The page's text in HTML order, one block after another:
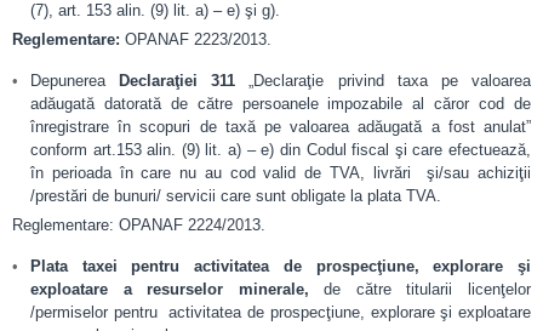
(7), art. 153 alin. (9) lit. a) – e) şi g).
Reglementare: OPANAF 2223/2013.
Depunerea Declaraţiei 311„Declaraţie privind taxa pe valoarea
adăugată datorată de către persoanele impozabile al căror cod de
înregistrare în scopuri de taxă pe valoarea adăugată a fost anulat”
conform art.153 alin. (9) lit. a) – e) din Codul fiscal şi care efectuează,
în perioada în care nu au cod valid de TVA, livrări şi/sau achiziţii
/prestări de bunuri/ servicii care sunt obligate la plata TVA.
Reglementare: OPANAF 2224/2013.
Plata taxei pentru activitatea de prospecţiune, explorare şi
exploatare a resurselor minerale, de către titularii licenţelor
/permiselor pentru activitatea de prospecţiune, explorare şi exploatare